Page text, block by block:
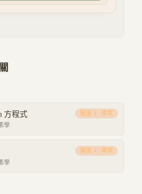
方程式
學
難度 4 · 專業
學
難度 4 · 專業